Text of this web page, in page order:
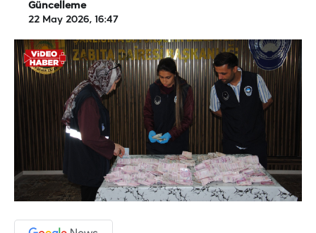
Güncelleme
22 May 2026, 16:47